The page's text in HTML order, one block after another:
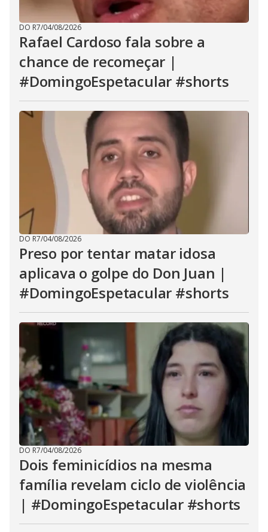
DO R7/04/08/2026
Rafael Cardoso fala sobre a
chance de recomeçar |
#DomingoEspetacular #shorts
DO R7/04/08/2026
Preso por tentar matar idosa
aplicava o golpe do Don Juan |
#DomingoEspetacular #shorts
DO R7/04/08/2026
Dois feminicídios na mesma
família revelam ciclo de violência
| #DomingoEspetacular #shorts